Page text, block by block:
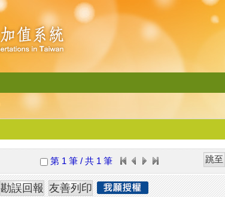
第 1 筆 / 共 1 筆